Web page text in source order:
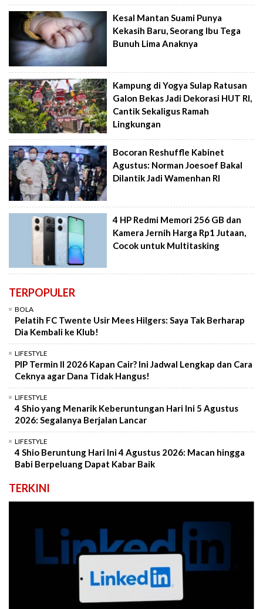
Kesal Mantan Suami Punya
Kekasih Baru, Seorang Ibu Tega
Bunuh Lima Anaknya
Kampung di Yogya Sulap Ratusan
Galon Bekas Jadi Dekorasi HUT RI,
Cantik Sekaligus Ramah
Lingkungan
Bocoran Reshuffle Kabinet
Agustus: Norman Joesoef Bakal
Dilantik Jadi Wamenhan RI
4 HP Redmi Memori 256 GB dan
Kamera Jernih Harga Rp1 Jutaan,
Cocok untuk Multitasking
TERPOPULER
BOLA
Pelatih FC Twente Usir Mees Hilgers: Saya Tak Berharap
Dia Kembali ke Klub!
LIFESTYLE
PIP Termin II 2026 Kapan Cair? Ini Jadwal Lengkap dan Cara
Ceknya agar Dana Tidak Hangus!
LIFESTYLE
4 Shio yang Menarik Keberuntungan Hari Ini 5 Agustus
2026: Segalanya Berjalan Lancar
LIFESTYLE
4 Shio Beruntung Hari Ini 4 Agustus 2026: Macan hingga
Babi Berpeluang Dapat Kabar Baik
TERKINI